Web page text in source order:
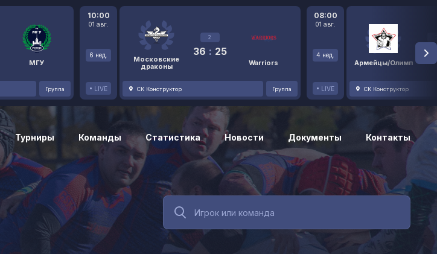
МГУ
Группа
10:00
01 авг.
6 нед.
LIVE
Московские
драконы
2
36 : 25
Warriors
СК Конструктор Группа
08:00
01 авг.
4 нед.
LIVE
Армейцы/Олимп
48
СК Конструктор
Турниры Команды Статистика Новости Документы Контакты